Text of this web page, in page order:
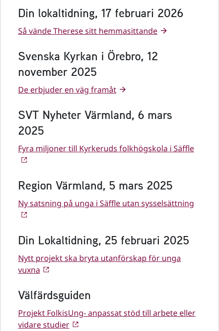
Din lokaltidning, 17 februari 2026
Så vände Therese sitt hemmasittande
Svenska Kyrkan i Örebro, 12
november 2025
De erbjuder en väg framåt
SVT Nyheter Värmland, 6 mars
2025
Fyra miljoner till Kyrkeruds folkhögskola i Säffle
Region Värmland, 5 mars 2025
Ny satsning på unga i Säffle utan sysselsättning
Din Lokaltidning, 25 februari 2025
Nytt projekt ska bryta utanförskap för unga
vuxna
Välfärdsguiden
Projekt FolkisUng- anpassat stöd till arbete eller
vidare studier